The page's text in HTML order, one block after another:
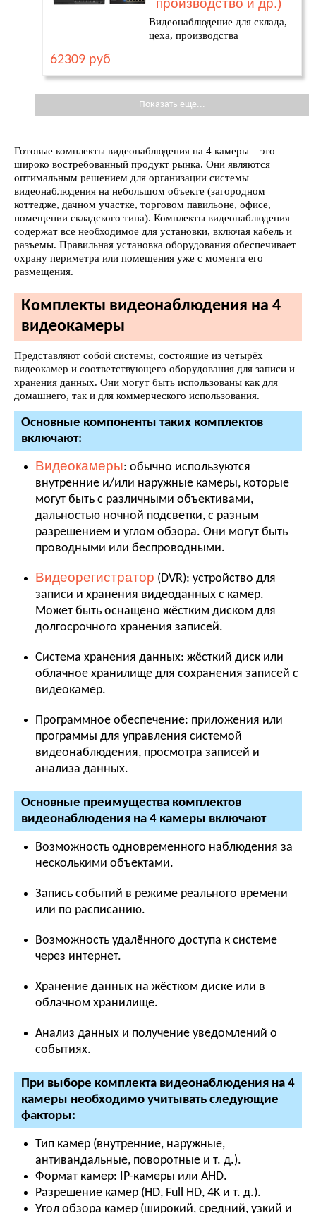
производство и др.)
Видеонаблюдение для склада,
цеха, производства
62309 руб
Показать еще...
Готовые комплекты видеонаблюдения на 4 камеры – это
широко востребованный продукт рынка. Они являются
оптимальным решением для организации системы
видеонаблюдения на небольшом объекте (загородном
коттедже, дачном участке, торговом павильоне, офисе,
помещении складского типа). Комплекты видеонаблюдения
содержат все необходимое для установки, включая кабель и
разъемы. Правильная установка оборудования обеспечивает
охрану периметра или помещения уже с момента его
размещения.
Комплекты видеонаблюдения на 4
видеокамеры
Представляют собой системы, состоящие из четырёх
видеокамер и соответствующего оборудования для записи и
хранения данных. Они могут быть использованы как для
домашнего, так и для коммерческого использования.
Основные компоненты таких комплектов
включают:
Видеокамеры: обычно используются
внутренние и/или наружные камеры, которые
могут быть с различными объективами,
дальностью ночной подсветки, с разным
разрешением и углом обзора. Они могут быть
проводными или беспроводными.
Видеорегистратор (DVR): устройство для
записи и хранения видеоданных с камер.
Может быть оснащено жёстким диском для
долгосрочного хранения записей.
Система хранения данных: жёсткий диск или
облачное хранилище для сохранения записей с
видеокамер.
Программное обеспечение: приложения или
программы для управления системой
видеонаблюдения, просмотра записей и
анализа данных.
Основные преимущества комплектов
видеонаблюдения на 4 камеры включают
Возможность одновременного наблюдения за
несколькими объектами.
Запись событий в режиме реального времени
или по расписанию.
Возможность удалённого доступа к системе
через интернет.
Хранение данных на жёстком диске или в
облачном хранилище.
Анализ данных и получение уведомлений о
событиях.
При выборе комплекта видеонаблюдения на 4
камеры необходимо учитывать следующие
факторы:
Тип камер (внутренние, наружные,
антивандальные, поворотные и т. д.).
Формат камер: IP-камеры или AHD.
Разрешение камер (HD, Full HD, 4K и т. д.).
Угол обзора камер (широкий, средний, узкий и